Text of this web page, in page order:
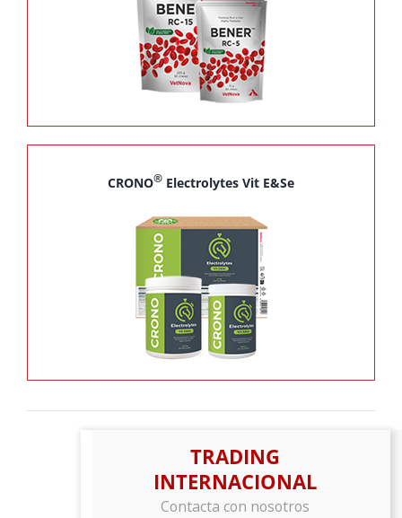
CRONO® Electrolytes Vit E&Se
TRADING
INTERNACIONAL
Contacta con nosotros